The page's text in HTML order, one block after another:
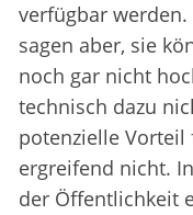
verfügbar werden.
sagen aber, sie
noch gar nicht
technisch dazu
potenzielle
ergreifend nicht.
der Öffentlichkeit